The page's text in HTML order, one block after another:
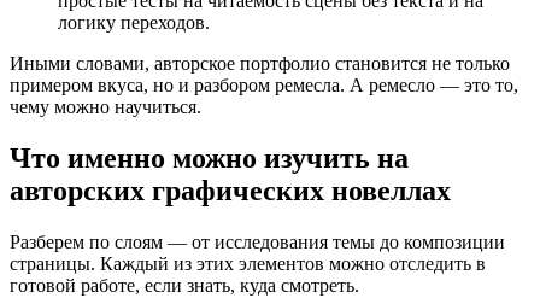
логику переходов.
Иными словами, авторское портфолио становится не только
примером вкуса, но и разбором ремесла. А ремесло — это то,
чему можно научиться.
Что именно можно изучить на
авторских графических новеллах
Разберем по слоям — от исследования темы до композиции
страницы. Каждый из этих элементов можно отследить в
готовой работе, если знать, куда смотреть.